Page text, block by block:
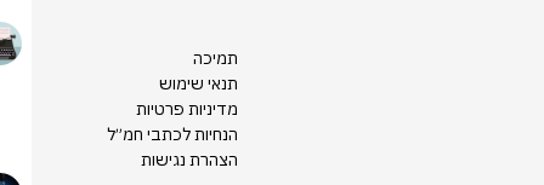
תמיכה
תנאי שימוש
מדיניות פרטיות
הנחיות לכתבי חמ״ל
הצהרת נגישות